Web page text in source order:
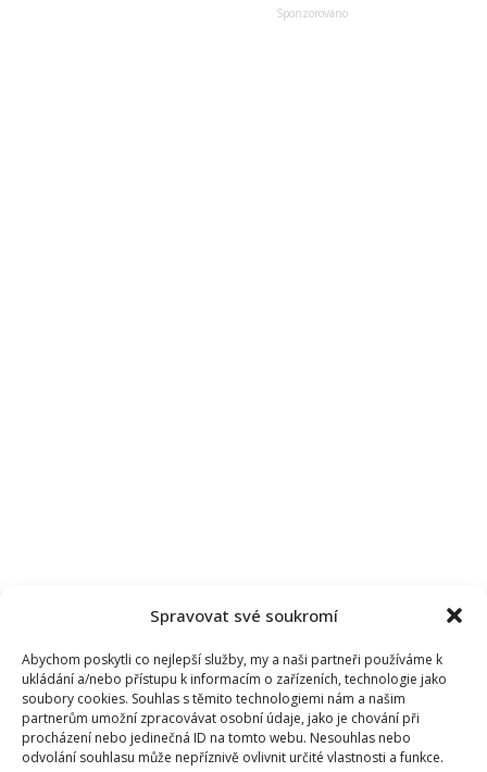
Spravovat své soukromí
Abychom poskytli co nejlepší služby, my a naši partneři používáme k
ukládání a/nebo přístupu k informacím o zařízeních, technologie jako
soubory cookies. Souhlas s těmito technologiemi nám a našim
partnerům umožní zpracovávat osobní údaje, jako je chování při
procházení nebo jedinečná ID na tomto webu. Nesouhlas nebo
odvolání souhlasu může nepříznivě ovlivnit určité vlastnosti a funkce.